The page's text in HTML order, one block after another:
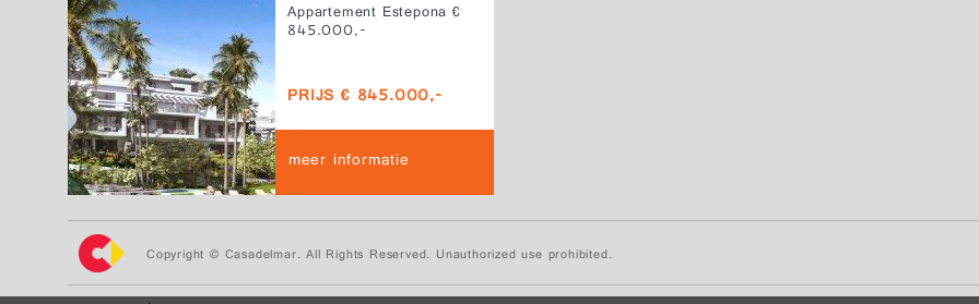
Appartement Estepona €
845.000,-
PRIJS € 845.000,-
meer informatie
Copyright © Casadelmar. All Rights Reserved. Unauthorized use prohibited.